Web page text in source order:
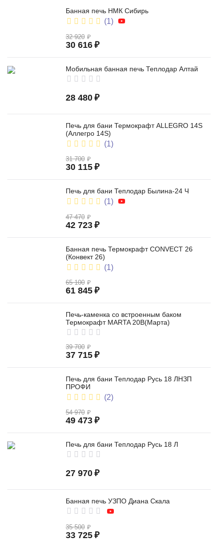
Банная печь НМК Сибирь
(1)
32 920 ₽
30 616 ₽
Мобильная банная печь Теплодар Алтай
28 480 ₽
Печь для бани Термокрафт ALLEGRO 14S
(Аллегро 14S)
(1)
31 700 ₽
30 115 ₽
Печь для бани Теплодар Былина-24 Ч
(1)
47 470 ₽
42 723 ₽
Банная печь Термокрафт CONVECT 26
(Конвект 26)
(1)
65 100 ₽
61 845 ₽
Печь-каменка со встроенным баком
Термокрафт MARTA 20B(Марта)
39 700 ₽
37 715 ₽
Печь для бани Теплодар Русь 18 ЛНЗП
ПРОФИ
(2)
54 970 ₽
49 473 ₽
Печь для бани Теплодар Русь 18 Л
27 970 ₽
Банная печь УЗПО Диана Скала
35 500 ₽
33 725 ₽